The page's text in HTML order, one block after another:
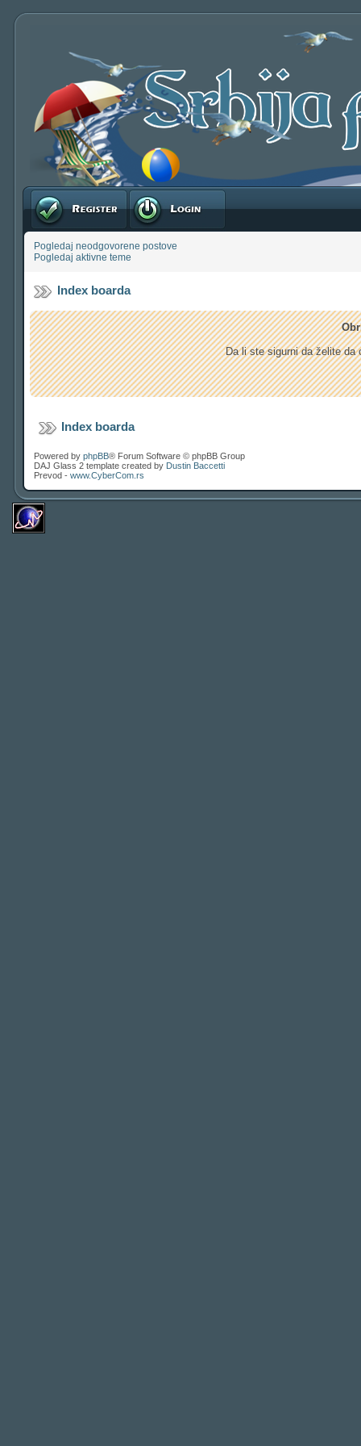
Registruj se Prijavite se
Pogledaj neodgovorene postove
Pogledaj aktivne teme
Index boarda
Da li ste sigurni da želite da
Index boarda
Powered by phpBB® Forum Software © phpBB Group
DAJ Glass 2 template created by Dustin Baccetti
Prevod - www.CyberCom.rs